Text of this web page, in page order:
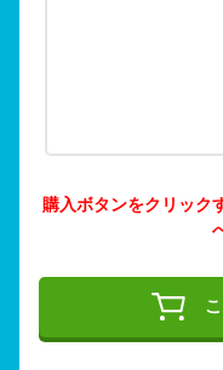
購入ボタンをクリック